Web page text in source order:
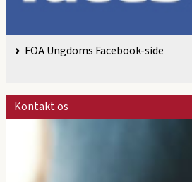
FOA Ungdoms Facebook-side
Kontakt os